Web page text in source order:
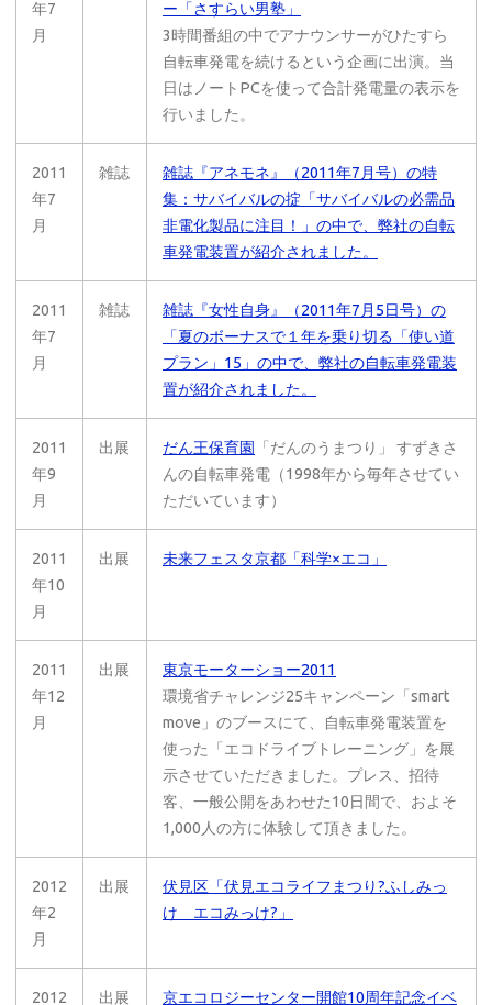
年7
月
ー「さすらい男塾」
3時間番組の中でアナウンサーがひたすら
自転車発電を続けるという企画に出演。当
日はノートPCを使って合計発電量の表示を
行いました。
2011
年7
月
雑誌
雑誌『アネモネ』（2011年7月号）の特
集：サバイバルの掟「サバイバルの必需品
非電化製品に注目！」の中で、弊社の自転
車発電装置が紹介されました。
2011
年7
月
雑誌
雑誌『女性自身』（2011年7月5日号）の
「夏のボーナスで１年を乗り切る「使い道
プラン」15」の中で、弊社の自転車発電装
置が紹介されました。
2011
年9
月
出展 だん王保育園
「だんのうまつり」 すずきさ
んの自転車発電（1998年から毎年させてい
ただいています）
2011
年10
月
出展 未来フェスタ京都「科学×エコ」
2011
年12
月
出展
東京モーターショー2011
環境省チャレンジ25キャンペーン「smart
move」のブースにて、自転車発電装置を
使った「エコドライブトレーニング」を展
示させていただきました。プレス、招待
客、一般公開をあわせた10日間で、およそ
1,000人の方に体験して頂きました。
2012
年2
月
出展
伏見区「伏見エコライフまつり?ふしみっ
け エコみっけ?」
2012 出展 京エコロジーセンター開館10周年記念イベ